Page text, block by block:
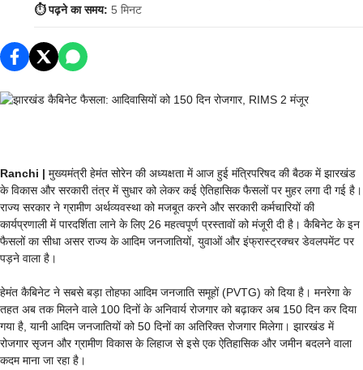
⏱️ पढ़ने का समय: 5 मिनट
Ranchi | मुख्यमंत्री हेमंत सोरेन की अध्यक्षता में आज हुई मंत्रिपरिषद की बैठक में झारखंड
के विकास और सरकारी तंत्र में सुधार को लेकर कई ऐतिहासिक फैसलों पर मुहर लगा दी गई है।
राज्य सरकार ने ग्रामीण अर्थव्यवस्था को मजबूत करने और सरकारी कर्मचारियों की
कार्यप्रणाली में पारदर्शिता लाने के लिए 26 महत्वपूर्ण प्रस्तावों को मंजूरी दी है। कैबिनेट के इन
फैसलों का सीधा असर राज्य के आदिम जनजातियों, युवाओं और इंफ्रास्ट्रक्चर डेवलपमेंट पर
पड़ने वाला है।
हेमंत कैबिनेट ने सबसे बड़ा तोहफा आदिम जनजाति समूहों (PVTG) को दिया है। मनरेगा के
तहत अब तक मिलने वाले 100 दिनों के अनिवार्य रोजगार को बढ़ाकर अब 150 दिन कर दिया
गया है, यानी आदिम जनजातियों को 50 दिनों का अतिरिक्त रोजगार मिलेगा। झारखंड में
रोजगार सृजन और ग्रामीण विकास के लिहाज से इसे एक ऐतिहासिक और जमीन बदलने वाला
कदम माना जा रहा है।